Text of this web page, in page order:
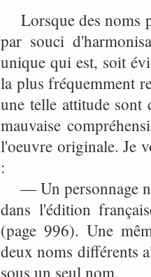
Lorsque des noms
par souci
unique qui est, soit
la plus fréquemment
une telle attitude sont
mauvaise
l'oeuvre originale. Je
:
— Un personnage
dans l'édition
(page 996). Une
deux noms différents
sous un seul nom.